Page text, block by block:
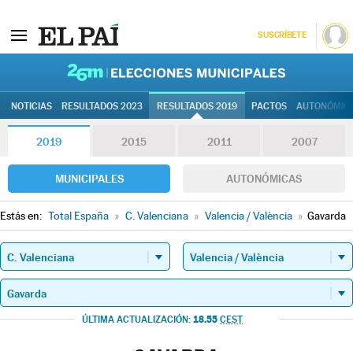
SUSCRÍBETE
NOTICIAS RESULTADOS 2023 RESULTADOS 2019 PACTOS
2019 2015 2011 2007
MUNICIPALES AUTONÓMICAS
Estás en: Total España » C. Valenciana » Valencia / València » Gavarda
ÚLTIMA ACTUALIZACIÓN: 18.55 CEST